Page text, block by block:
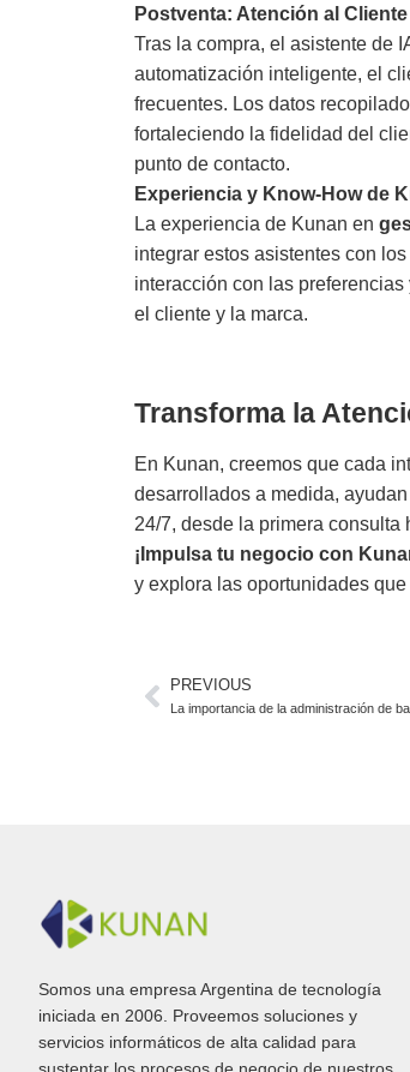
Postventa: Atención al
Tras la compra, el asistente de
automatización inteligente, el
frecuentes. Los datos
fortaleciendo la fidelidad del
punto de contacto.
Experiencia y Know-How de
La experiencia de Kunan en
integrar estos asistentes con
interacción con las
el cliente y la marca.
Transforma la
En Kunan, creemos que cada
desarrollados a medida,
24/7, desde la primera consulta
¡Impulsa tu negocio con
y explora las oportunidades
PREVIOUS
Somos una empresa Argentina de tecnología
iniciada en 2006. Proveemos soluciones y
servicios informáticos de alta calidad para